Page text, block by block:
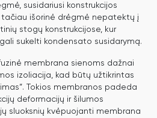
susidariusi konstrukcijos
išorinė drėgmė nepatektų į
stogų konstrukcijose, kur
sukelti kondensato susidarymą.
membrana sienoms dažnai
izoliacija, kad būtų užtikrintas
Tokios membranos padeda
deformacijų ir šilumos
sluoksnių kvėpuojanti membrana